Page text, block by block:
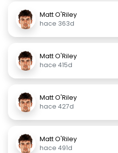
Matt O'Riley
hace 363d
Matt O'Riley
hace 415d
Matt O'Riley
hace 427d
Matt O'Riley
hace 491d